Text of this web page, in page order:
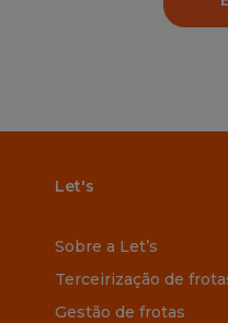
Let's
Sobre a Let’s
Terceirização de
Gestão de frotas